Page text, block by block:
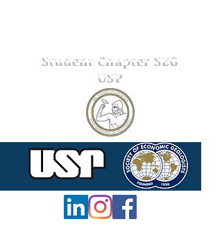
Student Chapter SEG
USP